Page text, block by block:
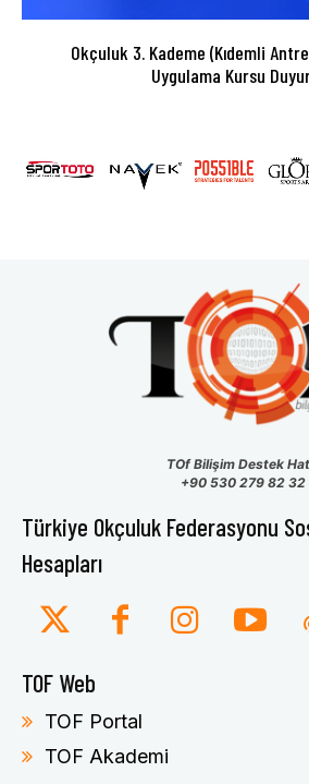
Okçuluk 3. Kademe (Kıdemli
Uygulama Kursu
TOf Bilişim Destek
+90 530 279 82 32
Türkiye Okçuluk Federasyonu
Hesapları
TOF Web
TOF Portal
TOF Akademi